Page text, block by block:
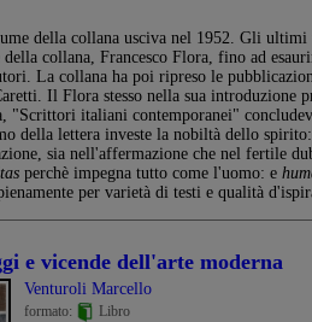
della collana usciva nel 1952. Gli
collana, Francesco Flora, fino ad
La collana ha poi ripreso le
Il Flora stesso nella sua introduzione
"Scrittori italiani contemporanei"
della lettera investe la nobiltà dello
sia nell'affermazione che nel fertile
perchè impegna tutto come l'uomo: e
per varietà di testi e qualità
e vicende dell'arte moderna
Venturoli Marcello
formato:
Libro